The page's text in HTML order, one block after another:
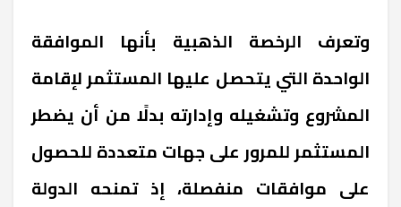
وتعرف الرخصة الذهبية بأنها الموافقة
الواحدة التي يتحصل عليها المستثمر لإقامة
المشروع وتشغيله وإدارته بدلًا من أن يضطر
المستثمر للمرور على جهات متعددة للحصول
على موافقات منفصلة، إذ تمنحه الدولة